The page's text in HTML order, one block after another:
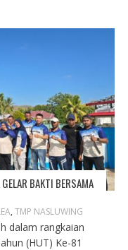
BAKTI BERSAMA
, TMP NASLUWING
dalam rangkaian
(HUT) Ke-81